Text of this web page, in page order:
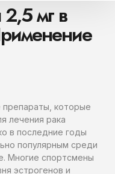
мг в
которые
лечения рака
в последние годы
популярным среди
Многие спортсмены
эстрогенов и